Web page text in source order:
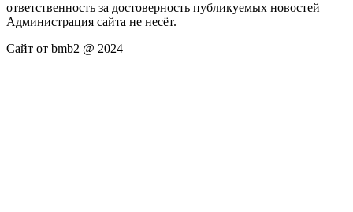
ответственность за достоверность публикуемых новостей
Администрация сайта не несёт.
Сайт от bmb2 @ 2024